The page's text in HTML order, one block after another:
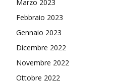
Marzo 2023
Febbraio 2023
Gennaio 2023
Dicembre 2022
Novembre 2022
Ottobre 2022